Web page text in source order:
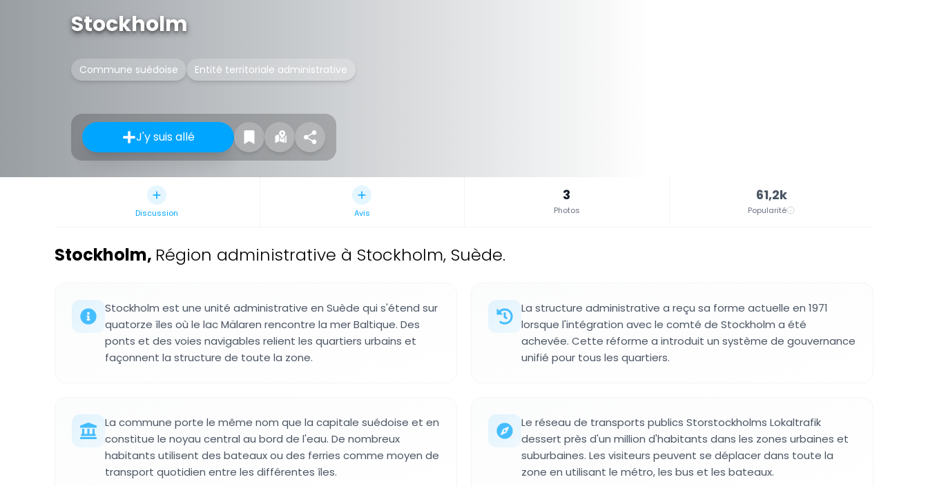
Stockholm
Commune suédoise Entité territoriale administrative
J'y suis allé
Discussion Avis
3
Photos
61,2k
Popularité
Stockholm, Région administrative à Stockholm, Suède.
Stockholm est une unité administrative en Suède qui s'étend sur
quatorze îles où le lac Mälaren rencontre la mer Baltique. Des
ponts et des voies navigables relient les quartiers urbains et
façonnent la structure de toute la zone.
La structure administrative a reçu sa forme actuelle en 1971
lorsque l'intégration avec le comté de Stockholm a été
achevée. Cette réforme a introduit un système de gouvernance
unifié pour tous les quartiers.
La commune porte le même nom que la capitale suédoise et en
constitue le noyau central au bord de l'eau. De nombreux
habitants utilisent des bateaux ou des ferries comme moyen de
transport quotidien entre les différentes îles.
Le réseau de transports publics Storstockholms Lokaltrafik
dessert près d'un million d'habitants dans les zones urbaines et
suburbaines. Les visiteurs peuvent se déplacer dans toute la
zone en utilisant le métro, les bus et les bateaux.